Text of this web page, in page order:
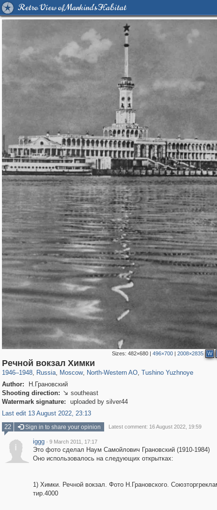
Retro View of Mankind's Habitat
Sizes: 482×680| 496×700| 2008×2835 W
Речной вокзал Химки
1946–1948, Russia
1,407,325 29,248
, Moscow
319,882 8,286
, North-Western AO
8,080
, Tushino Yuzhnoye
Author:
Н.Грановский
Shooting direction:  southeast
Watermark signature:
uploaded by silver44
Last edit 13 August 2022, 23:13
22
Sign in to share your opinion Latest comment: 16 August 2022, 19:59
i
iggg · 9 March 2011, 17:17
Это фото сделал Наум Самойлович Грановский (1910-1984)
Оно использовалось на следующих открытках:
1) Химки. Речной вокзал. Фото Н.Грановского.
тир.4000